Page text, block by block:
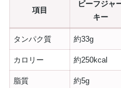
項目
ビーフジャ
キー
タンパク質 約33g
カロリー 約250kcal
脂質 約5g